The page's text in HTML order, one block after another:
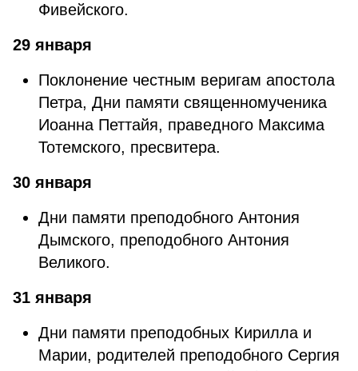
Фивейского.
29 января
Поклонение честным веригам апостола
Петра, Дни памяти священномученика
Иоанна Петтайя, праведного Максима
Тотемского, пресвитера.
30 января
Дни памяти преподобного Антония
Дымского, преподобного Антония
Великого.
31 января
Дни памяти преподобных Кирилла и
Марии, родителей преподобного Сергия